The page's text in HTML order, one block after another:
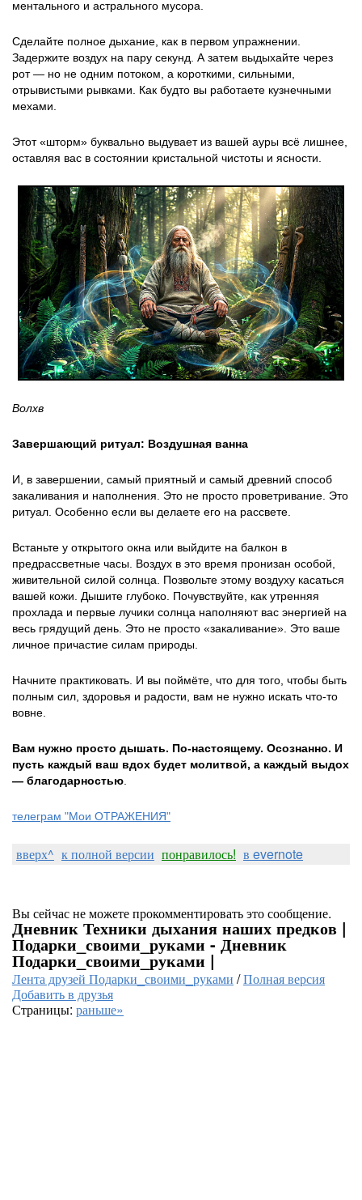
ментального и астрального мусора.
Сделайте полное дыхание, как в первом упражнении.
Задержите воздух на пару секунд. А затем выдыхайте через
рот — но не одним потоком, а короткими, сильными,
отрывистыми рывками. Как будто вы работаете кузнечными
мехами.
Этот «шторм» буквально выдувает из вашей ауры всё лишнее,
оставляя вас в состоянии кристальной чистоты и ясности.
Волхв
Завершающий ритуал: Воздушная ванна
И, в завершении, самый приятный и самый древний способ
закаливания и наполнения. Это не просто проветривание. Это
ритуал. Особенно если вы делаете его на рассвете.
Встаньте у открытого окна или выйдите на балкон в
предрассветные часы. Воздух в это время пронизан особой,
живительной силой солнца. Позвольте этому воздуху касаться
вашей кожи. Дышите глубоко. Почувствуйте, как утренняя
прохлада и первые лучики солнца наполняют вас энергией на
весь грядущий день. Это не просто «закаливание». Это ваше
личное причастие силам природы.
Начните практиковать. И вы поймёте, что для того, чтобы быть
полным сил, здоровья и радости, вам не нужно искать что-то
вовне.
Вам нужно просто дышать. По-настоящему. Осознанно. И
пусть каждый ваш вдох будет молитвой, а каждый выдох
— благодарностью
телеграм "Мои ОТРАЖЕНИЯ"
вверх^ к полной версии понравилось! в evernote
Вы сейчас не можете прокомментировать это сообщение.
Дневник Техники дыхания наших предков |
Подарки_своими_руками - Дневник
Подарки_своими_руками |
Лента друзей Подарки_своими_руками /Полная версия
Добавить в друзья
Страницы: раньше»